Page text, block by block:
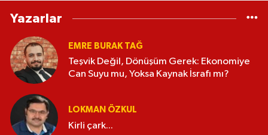
Yazarlar
EMRE BURAK TAĞ
Teşvik Değil, Dönüşüm Gerek: Ekonomiye
Can Suyu mu, Yoksa Kaynak İsrafı mı?
LOKMAN ÖZKUL
Kirli çark...